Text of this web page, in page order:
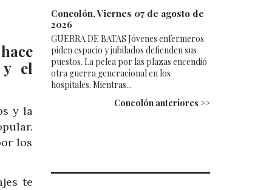
y el
y la
los
te
Concolón, Viernes 07 de agosto de
2026
GUERRA DE BATAS Jóvenes enfermeros
piden espacio y jubilados defienden sus
puestos. La pelea por las plazas encendió
otra guerra generacional en los
hospitales. Mientras...
Concolón anteriores >>